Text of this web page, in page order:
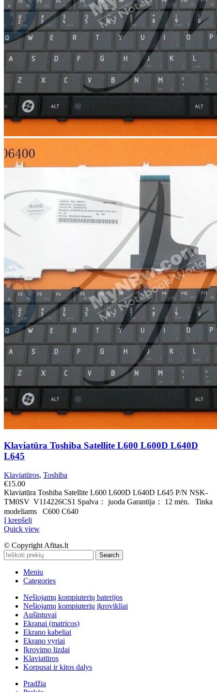
Klaviatūra Toshiba Satellite L600 L600D L640D
L645
Klaviatūros, Toshiba
€15.00
Klaviatūra Toshiba Satellite L600 L600D L640D L645 P/N NSK-
TM0SV V114226CS1 Spalva： juoda Garantija： 12 mėn. Tinka
modeliams C600 C640
Į krepšelį
Quick view
© Copyright Afitas.lt
Search
Meniu
Categories
Nešiojamų kompiuterių baterijos
Nešiojamų kompiuterių įkrovikliai
Aušintuvai
Ekranai (matricos)
Ekrano kabeliai
Ekrano vyriai
Įkrovimo lizdai
Klaviatūros
Korpusai ir kitos dalys
Pradžia